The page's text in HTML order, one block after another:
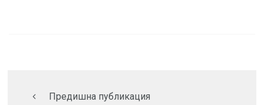
Предишна публикация